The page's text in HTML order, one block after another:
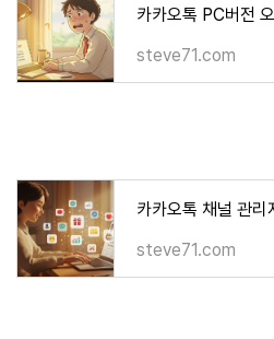
steve71.com
steve71.com